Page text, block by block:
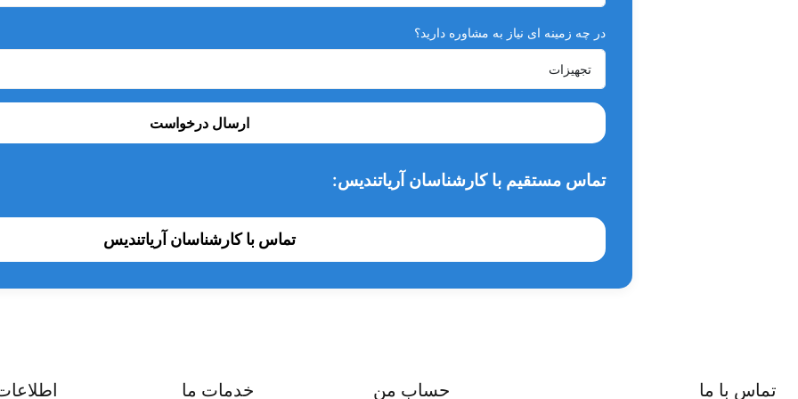
معمولا دندانپزشکان گزینه ارزان تر را انتخاب می کنند. اما بدون در نظر گرفتن قیمت، بررسی ها نشان می دهد که برای دندانپزشکان،
کافیست به این سوال پاسخ دهید که اگر یک بیمار دندانپزشکی بودید، کدام رول پنبه را انتخاب می کردید؟ رول پنبه با قدرت جذب بالاتر و
در چه زمینه ای نیاز به مشاوره دارید؟
ارسال درخواست
تماس مستقیم با کارشناسان آریاتندیس:
تماس با کارشناسان آریاتندیس
تماس با ما حساب من خدمات ما